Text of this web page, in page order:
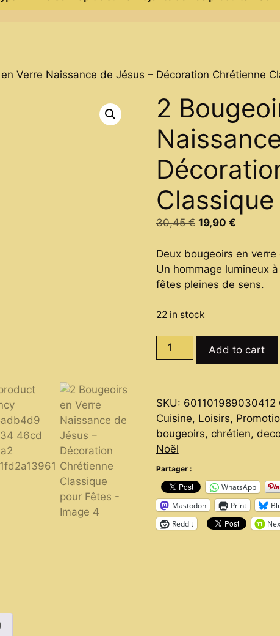
Verre Naissance de Jésus – Décoration Chrétienne
2
30,45€ Original
was:
30,45 €.
19,90 €Current
is:
19,90 €.
Deux bougeoirs en
Un hommage lumineux
fêtes pleines de sens.
22 in stock
Bougeoirs
Naissance
de
Jésus
–
Décoration
Chrétienne
Classique
pour
Fêtes
Add to cart
SKU: 601101989030412
Cuisine, Loisirs,
bougeoirs, chrétien,
Noël
Partager :
WhatsApp
Mastodon
Print
Reddit